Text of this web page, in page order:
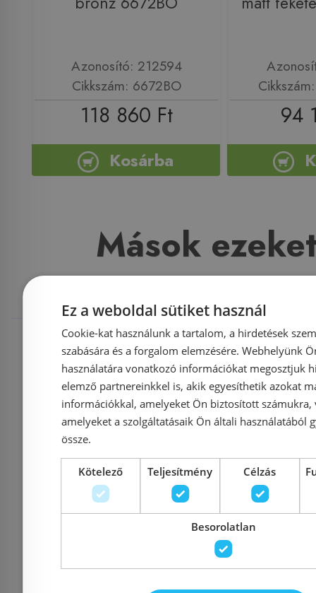
Azonosító: 212594
Cikkszám: 6672BO
118 860 Ft
Kosárba
94
Mások
megnézték
-27%
Raktáron
Grohe Eurosmart falsík
alatti zuhanyrendszer
Még 12 db
Raktáron
Ez a weboldal sütiket használ
Cookie-kat használunk a tartalom, a hirdetések
szabására és a forgalom elemzésére. Webhelyünk
használatára vonatkozó információkat megosztjuk
elemző partnereinkkel is, akik egyesíthetik azokat
információkkal, amelyeket Ön biztosított számukra,
amelyeket a szolgáltatásaik Ön általi használatából
össze.
Kötelező Teljesítmény Célzás
Besorolatlan